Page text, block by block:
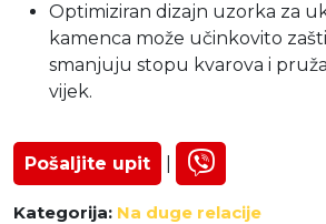
Optimiziran dizajn uzorka za
kamenca može učinkovito
smanjuju stopu kvarova i
vijek.
Pošaljite upit
Kategorija: Na duge relacije